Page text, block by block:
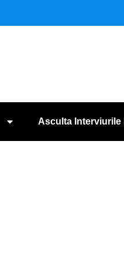
Asculta Interviurile